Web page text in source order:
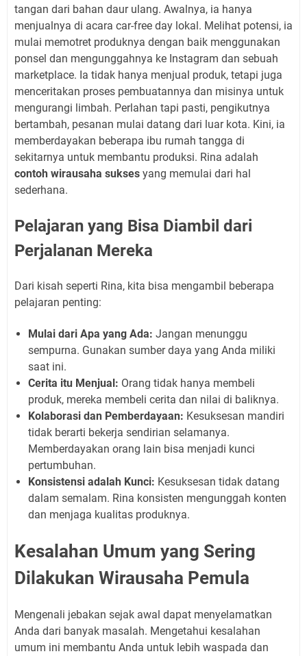
tangan dari bahan daur ulang. Awalnya, ia hanya
menjualnya di acara car-free day lokal. Melihat potensi, ia
mulai memotret produknya dengan baik menggunakan
ponsel dan mengunggahnya ke Instagram dan sebuah
marketplace. Ia tidak hanya menjual produk, tetapi juga
menceritakan proses pembuatannya dan misinya untuk
mengurangi limbah. Perlahan tapi pasti, pengikutnya
bertambah, pesanan mulai datang dari luar kota. Kini, ia
memberdayakan beberapa ibu rumah tangga di
sekitarnya untuk membantu produksi. Rina adalah
contoh wirausaha sukses yang memulai dari hal
sederhana.
Pelajaran yang Bisa Diambil dari
Perjalanan Mereka
Dari kisah seperti Rina, kita bisa mengambil beberapa
pelajaran penting:
Mulai dari Apa yang Ada: Jangan menunggu
sempurna. Gunakan sumber daya yang Anda miliki
saat ini.
Cerita itu Menjual: Orang tidak hanya membeli
produk, mereka membeli cerita dan nilai di baliknya.
Kolaborasi dan Pemberdayaan: Kesuksesan mandiri
tidak berarti bekerja sendirian selamanya.
Memberdayakan orang lain bisa menjadi kunci
pertumbuhan.
Konsistensi adalah Kunci: Kesuksesan tidak datang
dalam semalam. Rina konsisten mengunggah konten
dan menjaga kualitas produknya.
Kesalahan Umum yang Sering
Dilakukan Wirausaha Pemula
Mengenali jebakan sejak awal dapat menyelamatkan
Anda dari banyak masalah. Mengetahui kesalahan
umum ini membantu Anda untuk lebih waspada dan